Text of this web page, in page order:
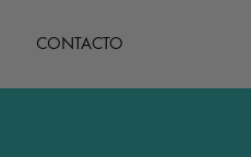
CONTACTO